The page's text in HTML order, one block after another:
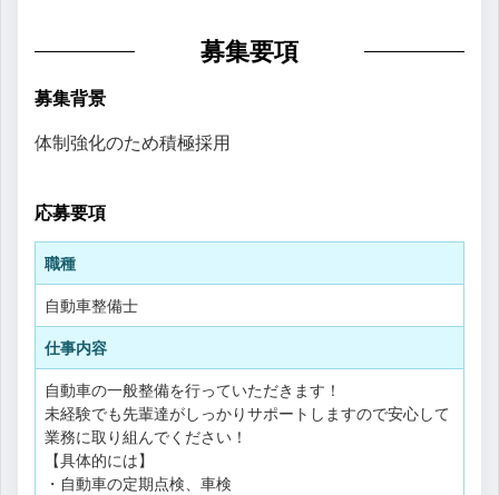
募集要項
募集背景
体制強化のため積極採用
応募要項
職種
自動車整備士
仕事内容
自動車の一般整備を行っていただきます！
未経験でも先輩達がしっかりサポートしますので安心して
業務に取り組んでください！
【具体的には】
・自動車の定期点検、車検